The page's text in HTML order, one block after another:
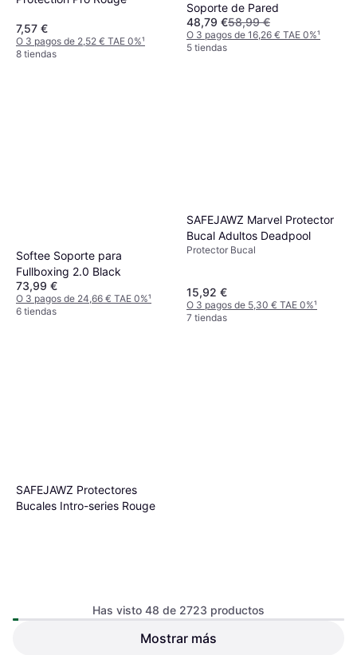
7,57 €
O 3 pagos de 2,52 € TAE 0%¹
8 tiendas
Soporte de Pared
48,79 €58,99 €
O 3 pagos de 16,26 € TAE 0%¹
5 tiendas
Softee Soporte para
Fullboxing 2.0 Black
73,99 €
O 3 pagos de 24,66 € TAE 0%¹
6 tiendas
SAFEJAWZ Marvel Protector
Bucal Adultos Deadpool
Protector Bucal
15,92 €
O 3 pagos de 5,30 € TAE 0%¹
7 tiendas
SAFEJAWZ Protectores
Bucales Intro-series Rouge
Has visto 48 de 2723 productos
Mostrar más